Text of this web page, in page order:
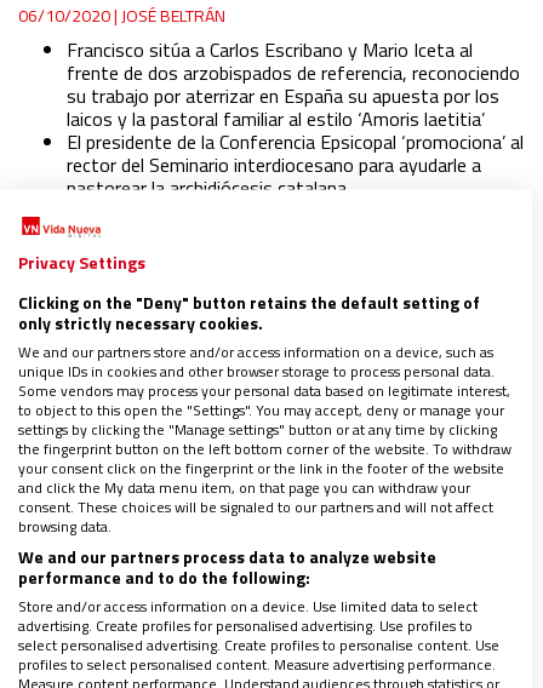
06/10/2020| JOSÉ BELTRÁN
Francisco sitúa a Carlos Escribano y Mario Iceta al
frente de dos arzobispados de referencia, reconociendo
su trabajo por aterrizar en España su apuesta por los
laicos y la pastoral familiar al estilo ‘Amoris laetitia’
El presidente de la Conferencia Epsicopal ‘promociona’ al
rector del Seminario interdiocesano para ayudarle a
pastorear la archidiócesis catalana
aterrizó ‘Amoris laetitia’
PERFIL: Carlos Escribano, el pastor de los laicos da el
salto al arzobispado de Zaragoza
PERFIL: El sacerdote Javier Vilanova, nuevo fichaje de
Omella como obispo auxiliar de Barcelona
¿Quieres saberlo todo sobre ‘Fratelli Tutti? Pincha aquí
Toda la actualidad de la Iglesia sobre el coronavirus, al
detalle
Privacy Settings
Clicking on the "Deny" button retains the default setting of
only strictly necessary cookies.
We and our partners store and/or access information on a device, such as
unique IDs in cookies and other browser storage to process personal data.
Some vendors may process your personal data based on legitimate interest,
to object to this open the "Settings". You may accept, deny or manage your
settings by clicking the "Manage settings" button or at any time by clicking
the fingerprint button on the left bottom corner of the website. To withdraw
your consent click on the fingerprint or the link in the footer of the website
and click the My data menu item, on that page you can withdraw your
consent. These choices will be signaled to our partners and will not affect
browsing data.
We and our partners process data to analyze website
performance and to do the following:
Store and/or access information on a device. Use limited data to select
advertising. Create profiles for personalised advertising. Use profiles to
select personalised advertising. Create profiles to personalise content. Use
profiles to select personalised content. Measure advertising performance.
Measure content performance. Understand audiences through statistics or